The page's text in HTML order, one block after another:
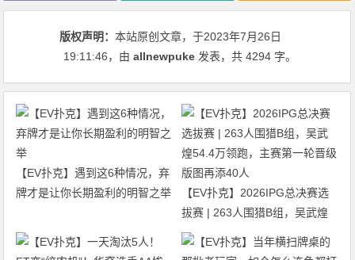
版权声明：本站原创文章，于2023年7月26日
19:11:46，由allnewpuke 发表，共 4294 字。
【EV扑克】遇到这6种情况，弃
牌才是让你长期盈利的明智之举
【EV扑克】2026IPG总决赛选
拔赛 | 263人围猎B组，吴武煌
54.4万领跑，主赛第一轮晋级版